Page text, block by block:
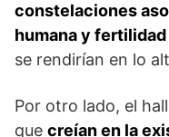
constelaciones
humana y
se rendirían en lo
Por otro lado, el
que creían en la